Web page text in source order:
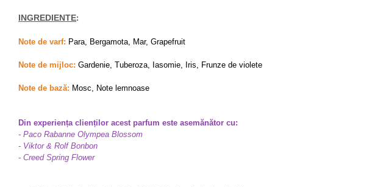
Grandeur Elite
Jenny Glow
Lattafa Pride
Maison Alhambra
Montage Brands
INGREDIENTE:
Note de varf: Para, Bergamota, Mar, Grapefruit
Note de mijloc: Gardenie, Tuberoza, Iasomie, Iris, Frunze de violete
Note de bază: Mosc, Note lemnoase
Din experiența clienților acest parfum este asemănător cu:
- Paco Rabanne Olympea Blossom
- Viktor & Rolf Bonbon
- Creed Spring Flower